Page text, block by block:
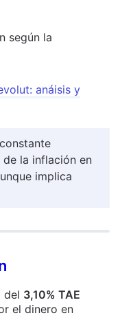
según la
anáisis y
la inflación en
implica
del 3,10% TAE
el dinero en